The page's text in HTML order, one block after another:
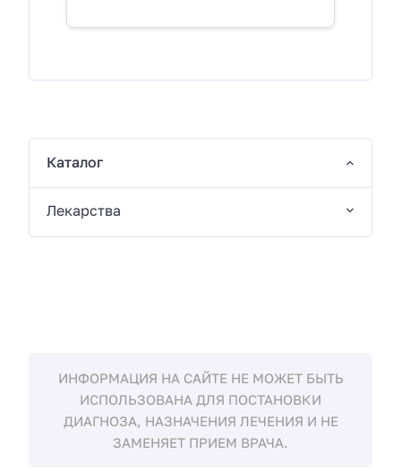
Каталог
Лекарства
ИНФОРМАЦИЯ НА САЙТЕ НЕ МОЖЕТ БЫТЬ
ИСПОЛЬЗОВАНА ДЛЯ ПОСТАНОВКИ
ДИАГНОЗА, НАЗНАЧЕНИЯ ЛЕЧЕНИЯ И НЕ
ЗАМЕНЯЕТ ПРИЕМ ВРАЧА.